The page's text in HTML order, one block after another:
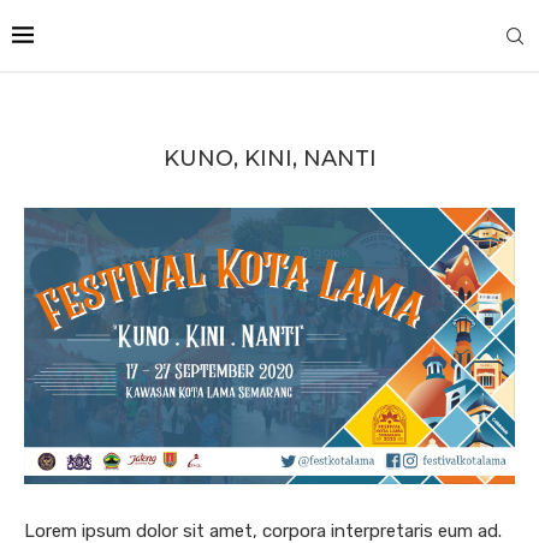
KUNO, KINI, NANTI
Lorem ipsum dolor sit amet, corpora interpretaris eum ad.